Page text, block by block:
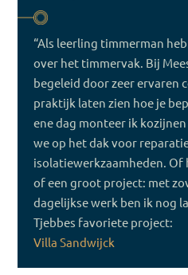
“Als leerling timmerman
over het timmervak. Bij
begeleid door zeer ervaren
praktijk laten zien hoe je
ene dag monteer ik
we op het dak voor
isolatiewerkzaamheden. Of
of een groot project: met
dagelijkse werk ben ik nog
Tjebbes favoriete project:
Villa Sandwijck